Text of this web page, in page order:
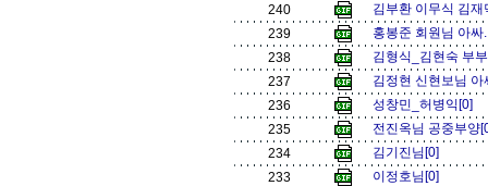
240
김부환 이무식 김
239
홍봉준 회원님 아
238
김형식_김현숙 부
237
김정현 신현보님
236
성창민_허병익[0]
235
전진옥님 공중부
234
김기진님[0]
233
이정호님[0]